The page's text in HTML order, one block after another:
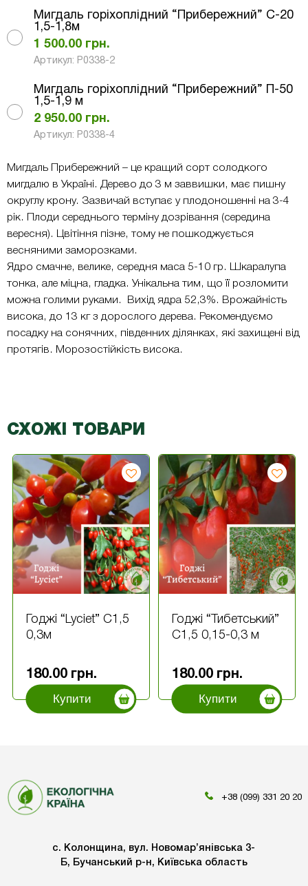
Мигдаль Прибережний – це кращий сорт солодкого
мигдалю в Україні. Дерево до 3 м заввишки, має пишну
округлу крону. Зазвичай вступає у плодоношенні на 3-4
рік. Плоди середнього терміну дозрівання (середина
вересня). Цвітіння пізне, тому не пошкоджується
весняними заморозками.
Ядро смачне, велике, середня маса 5-10 гр. Шкаралупа
тонка, але міцна, гладка. Унікальна тим, що її розломити
можна голими руками. Вихід ядра 52,3%. Врожайність
висока, до 13 кг з дорослого дерева. Рекомендуємо
посадку на сонячних, південних ділянках, які захищені від
протягів. Морозостійкість висока.
Мигдаль горіхоплідний “Прибережний” С-20
1,5-1,8м
1 500.00 грн.
Артикул: Р0338-2
Мигдаль горіхоплідний “Прибережний” П-50
1,5-1,9 м
2 950.00 грн.
Артикул: Р0338-4
СХОЖІ ТОВАРИ
Годжі “Lyciet” С1,5
0,3м
180.00 грн.
Купити
Годжі “Тибетський”
С1,5 0,15-0,3 м
180.00 грн.
Купити
+38 (099) 331 20 20
с. Колонщина, вул. Новомар’янівська 3-
Б, Бучанський р-н, Київська область